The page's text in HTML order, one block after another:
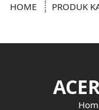
HOME PRODUK